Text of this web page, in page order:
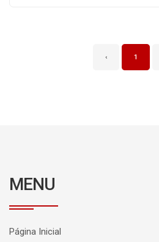
‹ 1
MENU
Página Inicial